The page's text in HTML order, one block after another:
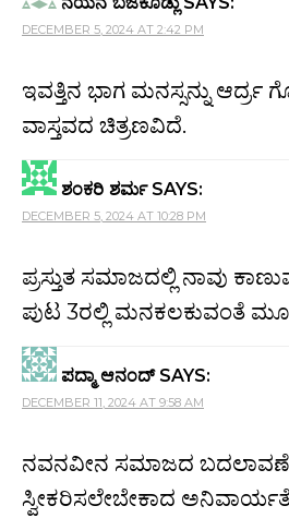
DECEMBER 5, 2024 AT 2:42 PM
ಇವತ್ತಿನ ಭಾಗ ಮನಸ್ಸನ್ನು ಆರ್ದ್ರ
ವಾಸ್ತವದ ಚಿತ್ರಣವಿದೆ.
ಶಂಕರಿ ಶರ್ಮ SAYS:
DECEMBER 5, 2024 AT 10:28 PM
ಪ್ರಸ್ತುತ ಸಮಾಜದಲ್ಲಿ ನಾವು
ಪುಟ 3ರಲ್ಲಿ ಮನಕಲಕುವಂತೆ
ಪದ್ಮಾ ಆನಂದ್ SAYS:
DECEMBER 11, 2024 AT 9:58 AM
ನವನವೀನ ಸಮಾಜದ
ಸ್ವೀಕರಿಸಲೇಬೇಕಾದ